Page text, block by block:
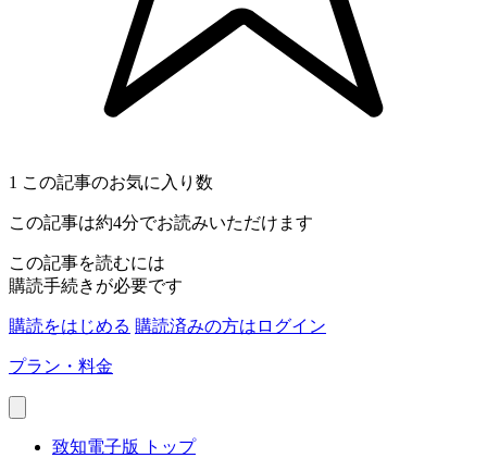
1 この記事のお気に入り数
この記事は約4分でお読みいただけます
この記事を読むには
購読手続きが必要です
購読をはじめる 購読済みの方はログイン
プラン・料金
致知電子版 トップ